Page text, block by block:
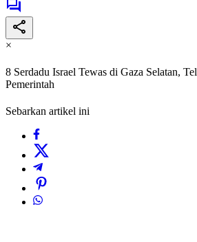
×
8 Serdadu Israel Tewas di Gaza Selatan,
Pemerintah
Sebarkan artikel ini